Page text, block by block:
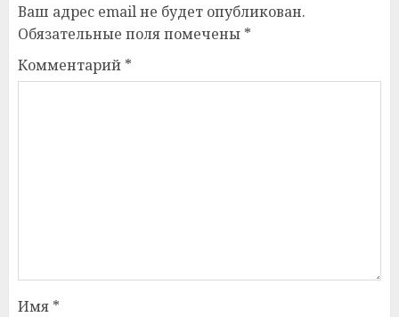
Ваш адрес email не будет опубликован.
Обязательные поля помечены *
Комментарий *
Имя *